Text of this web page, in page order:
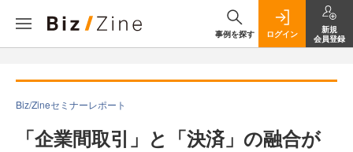
事例を探す ログイン
新規
会員登録
Biz/Zineセミナーレポート
「企業間取引」と「決済」の融合が